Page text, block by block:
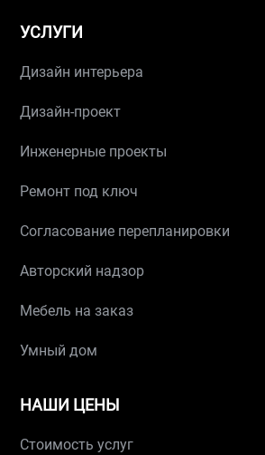
УСЛУГИ
Дизайн интерьера
Дизайн-проект
Инженерные проекты
Ремонт под ключ
Согласование перепланировки
Авторский надзор
Мебель на заказ
Умный дом
НАШИ ЦЕНЫ
Стоимость услуг